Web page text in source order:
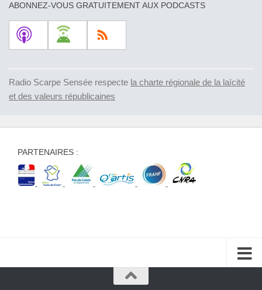
ABONNEZ-VOUS GRATUITEMENT AUX PODCASTS
Radio Scarpe Sensée respecte la charte régionale de la laïcité
et des valeurs républicaines
PARTENAIRES :